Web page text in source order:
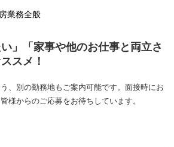
業務全般
い」「家事や他のお仕事と両立さ
スメ！
、別の勤務地もご案内可能です。面接時にお
様からのご応募をお待ちしています。